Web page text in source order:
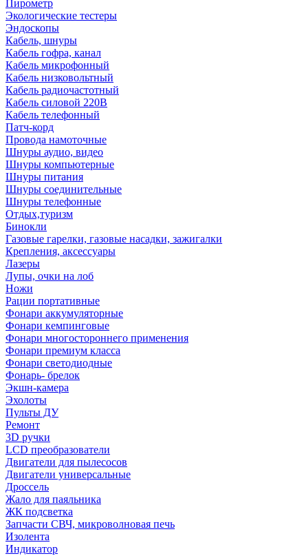
Пирометр
Экологические тестеры
Эндоскопы
Кабель, шнуры
Кабель гофра, канал
Кабель микрофонный
Кабель низковольтный
Кабель радиочастотный
Кабель силовой 220В
Кабель телефонный
Патч-корд
Провода намоточные
Шнуры аудио, видео
Шнуры компьютерные
Шнуры питания
Шнуры соединительные
Шнуры телефонные
Отдых,туризм
Бинокли
Газовые гарелки, газовые насадки, зажигалки
Крепления, аксессуары
Лазеры
Лупы, очки на лоб
Ножи
Рации портативные
Фонари аккумуляторные
Фонари кемпинговые
Фонари многостороннего применения
Фонари премиум класса
Фонари светодиодные
Фонарь- брелок
Экшн-камера
Эхолоты
Пульты ДУ
Ремонт
3D ручки
LCD преобразователи
Двигатели для пылесосов
Двигатели универсальные
Дроссель
Жало для паяльника
ЖК подсветка
Запчасти СВЧ, микроволновая печь
Изолента
Индикатор